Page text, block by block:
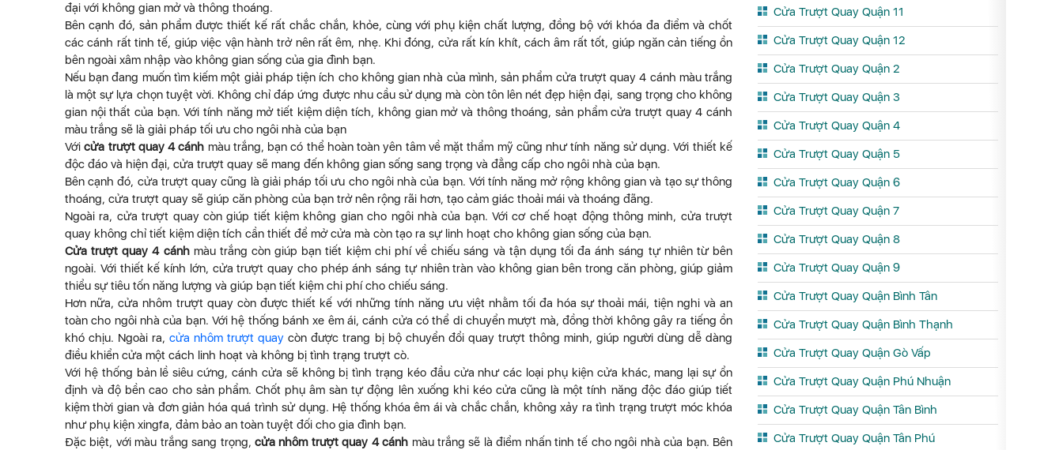
đại với không gian mở và thông thoáng.
Bên cạnh đó, sản phẩm được thiết kế rất chắc chắn, khỏe, cùng với phụ kiện chất lượng, đồng bộ với khóa đa điểm và chốt
các cánh rất tinh tế, giúp việc vận hành trở nên rất êm, nhẹ. Khi đóng, cửa rất kín khít, cách âm rất tốt, giúp ngăn cản tiếng ồn
bên ngoài xâm nhập vào không gian sống của gia đình bạn.
Nếu bạn đang muốn tìm kiếm một giải pháp tiện ích cho không gian nhà của mình, sản phẩm cửa trượt quay 4 cánh màu trắng
là một sự lựa chọn tuyệt vời. Không chỉ đáp ứng được nhu cầu sử dụng mà còn tôn lên nét đẹp hiện đại, sang trọng cho không
gian nội thất của bạn. Với tính năng mở tiết kiệm diện tích, không gian mở và thông thoáng, sản phẩm cửa trượt quay 4 cánh
màu trắng sẽ là giải pháp tối ưu cho ngôi nhà của bạn
Vớicửa trượt quay 4 cánh màu trắng, bạn có thể hoàn toàn yên tâm về mặt thẩm mỹ cũng như tính năng sử dụng. Với thiết kế
độc đáo và hiện đại, cửa trượt quay sẽ mang đến không gian sống sang trọng và đẳng cấp cho ngôi nhà của bạn.
Bên cạnh đó, cửa trượt quay cũng là giải pháp tối ưu cho ngôi nhà của bạn. Với tính năng mở rộng không gian và tạo sự thông
thoáng, cửa trượt quay sẽ giúp căn phòng của bạn trở nên rộng rãi hơn, tạo cảm giác thoải mái và thoáng đãng.
Ngoài ra, cửa trượt quay còn giúp tiết kiệm không gian cho ngôi nhà của bạn. Với cơ chế hoạt động thông minh, cửa trượt
quay không chỉ tiết kiệm diện tích cần thiết để mở cửa mà còn tạo ra sự linh hoạt cho không gian sống của bạn.
Cửa trượt quay 4 cánhmàu trắng còn giúp bạn tiết kiệm chi phí về chiếu sáng và tận dụng tối đa ánh sáng tự nhiên từ bên
ngoài. Với thiết kế kính lớn, cửa trượt quay cho phép ánh sáng tự nhiên tràn vào không gian bên trong căn phòng, giúp giảm
thiểu sự tiêu tốn năng lượng và giúp bạn tiết kiệm chi phí cho chiếu sáng.
Hơn nữa, cửa nhôm trượt quay còn được thiết kế với những tính năng ưu việt nhằm tối đa hóa sự thoải mái, tiện nghi và an
toàn cho ngôi nhà của bạn. Với hệ thống bánh xe êm ái, cánh cửa có thể di chuyển mượt mà, đồng thời không gây ra tiếng ồn
khó chịu. Ngoài ra,cửa nhôm trượt quay còn được trang bị bộ chuyển đổi quay trượt thông minh, giúp người dùng dễ dàng
điều khiển cửa một cách linh hoạt và không bị tình trạng trượt cò.
Với hệ thống bản lề siêu cứng, cánh cửa sẽ không bị tình trạng kéo đầu cửa như các loại phụ kiện cửa khác, mang lại sự ổn
định và độ bền cao cho sản phẩm. Chốt phụ âm sàn tự động lên xuống khi kéo cửa cũng là một tính năng độc đáo giúp tiết
kiệm thời gian và đơn giản hóa quá trình sử dụng. Hệ thống khóa êm ái và chắc chắn, không xảy ra tình trạng trượt móc khóa
như phụ kiện xingfa, đảm bảo an toàn tuyệt đối cho gia đình bạn.
Đặc biệt, với màu trắng sang trọng, cửa nhôm trượt quay 4 cánh màu trắng sẽ là điểm nhấn tinh tế cho ngôi nhà của bạn. Bên
Cửa Trượt Quay Quận 11
Cửa Trượt Quay Quận 12
Cửa Trượt Quay Quận 2
Cửa Trượt Quay Quận 3
Cửa Trượt Quay Quận 4
Cửa Trượt Quay Quận 5
Cửa Trượt Quay Quận 6
Cửa Trượt Quay Quận 7
Cửa Trượt Quay Quận 8
Cửa Trượt Quay Quận 9
Cửa Trượt Quay Quận Bình Tân
Cửa Trượt Quay Quận Bình Thạnh
Cửa Trượt Quay Quận Gò Vấp
Cửa Trượt Quay Quận Phú Nhuận
Cửa Trượt Quay Quận Tân Bình
Cửa Trượt Quay Quận Tân Phú